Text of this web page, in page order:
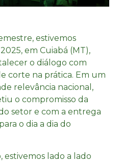
estivemos
em Cuiabá (MT),
o diálogo com
corte na prática. Em um
relevância nacional,
o compromisso da
setor e com a entrega
o dia a dia do
estivemos lado a lado